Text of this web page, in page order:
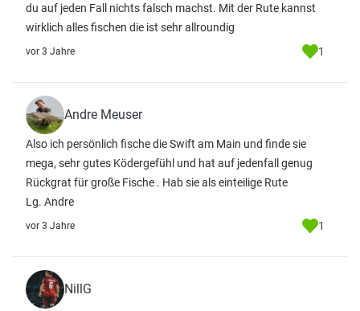
du auf jeden Fall nichts falsch machst. Mit der Rute kannst
wirklich alles fischen die ist sehr allroundig
vor 3 Jahre 1
Andre Meuser
Also ich persönlich fische die Swift am Main und finde sie
mega, sehr gutes Ködergefühl und hat auf jedenfall genug
Rückgrat für große Fische . Hab sie als einteilige Rute
Lg. Andre
vor 3 Jahre 1
NillG